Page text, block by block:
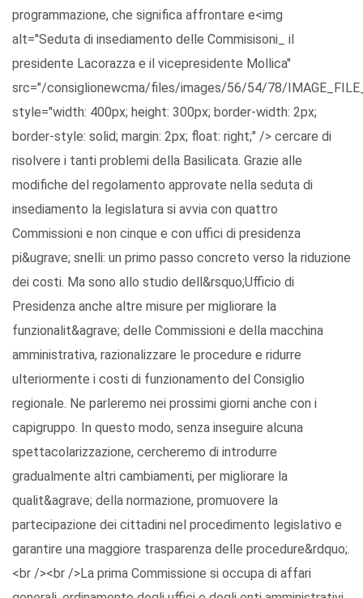
programmazione, che significa affrontare e<img
alt="Seduta di insediamento delle Commisisoni_ il
presidente Lacorazza e il vicepresidente Mollica"
src="/consiglionewcma/files/images/56/54/78/
style="width: 400px; height: 300px; border-width: 2px;
border-style: solid; margin: 2px; float: right;" /> cercare di
risolvere i tanti problemi della Basilicata. Grazie alle
modifiche del regolamento approvate nella seduta di
insediamento la legislatura si avvia con quattro
Commissioni e non cinque e con uffici di presidenza
pi&ugrave; snelli: un primo passo concreto verso la riduzione
dei costi. Ma sono allo studio dell&rsquo;Ufficio di
Presidenza anche altre misure per migliorare la
funzionalit&agrave; delle Commissioni e della macchina
amministrativa, razionalizzare le procedure e ridurre
ulteriormente i costi di funzionamento del Consiglio
regionale. Ne parleremo nei prossimi giorni anche con i
capigruppo. In questo modo, senza inseguire alcuna
spettacolarizzazione, cercheremo di introdurre
gradualmente altri cambiamenti, per migliorare la
qualit&agrave; della normazione, promuovere la
partecipazione dei cittadini nel procedimento legislativo e
garantire una maggiore trasparenza delle procedure&rdquo;.
<br /><br />La prima Commissione si occupa di affari